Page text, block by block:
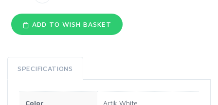
ADD TO WISH BASKET
SPECIFICATIONS
Color Artik White